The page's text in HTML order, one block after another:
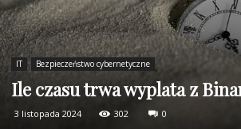
IT Bezpieczeństwo cybernetyczne
Ile czasu trwa wyplata z
3 listopada 2024 302 0